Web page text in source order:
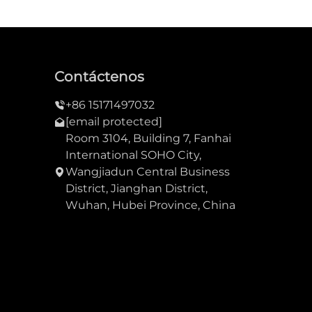
Contáctenos
+86 15171497032
[email protected]
Room 3104, Building 7, Fanhai
International SOHO City,
Wangjiadun Central Business
District, Jianghan District,
Wuhan, Hubei Province, China